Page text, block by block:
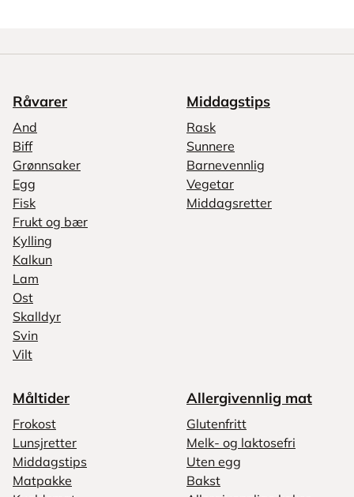
Råvarer
And
Biff
Grønnsaker
Egg
Fisk
Frukt og bær
Kylling
Kalkun
Lam
Ost
Skalldyr
Svin
Vilt
Middagstips
Rask
Sunnere
Barnevennlig
Vegetar
Middagsretter
Måltider
Frokost
Lunsjretter
Middagstips
Matpakke
Allergivennlig mat
Glutenfritt
Melk- og laktosefri
Uten egg
Bakst